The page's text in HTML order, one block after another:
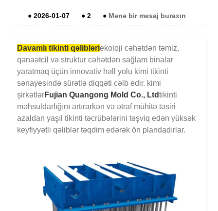
● 2026-01-07 ● 2 ● Mənə bir mesaj buraxın
Davamlı tikinti qəlibləriekoloji cəhətdən təmiz,
qənaətcil və struktur cəhətdən sağlam binalar
yaratmaq üçün innovativ həll yolu kimi tikinti
sənayesində sürətlə diqqəti cəlb edir. kimi
şirkətlərFujian Quangong Mold Co., Ltdtikinti
məhsuldarlığını artırarkən və ətraf mühitə təsiri
azaldan yaşıl tikinti təcrübələrini təşviq edən yüksək
keyfiyyətli qəliblər təqdim edərək ön plandadırlar.